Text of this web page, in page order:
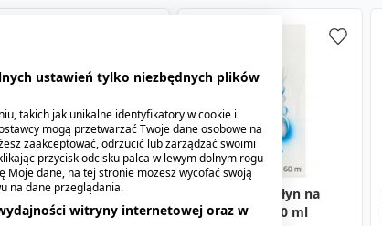
Pro, serum
wypadaniu
Piloxidil, 2%, płyn na
skórę głowy, 60 ml
Szampon
androgenowe,
roztwór 0,1%,
na skórę, 100 ml
ustawień tylko niezbędnych plików
takich jak unikalne identyfikatory w cookie i
mogą przetwarzać Twoje dane osobowe na
zaakceptować, odrzucić lub zarządzać swoimi
przycisk odcisku palca w lewym dolnym rogu
Moje dane, na tej stronie możesz wycofać swoją
na dane przeglądania.
witryny internetowej oraz w